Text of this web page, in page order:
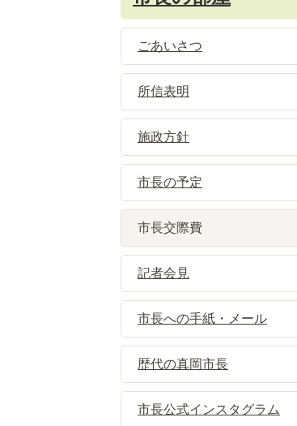
ごあいさつ
所信表明
施政方針
市長の予定
市長交際費
記者会見
市長への手紙・メール
歴代の真岡市長
市長公式インスタグラム